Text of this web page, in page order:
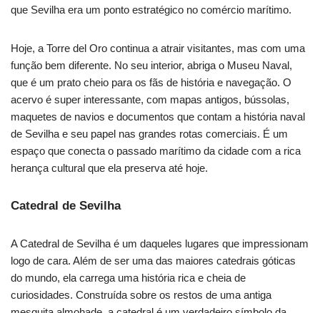
que Sevilha era um ponto estratégico no comércio marítimo.
Hoje, a Torre del Oro continua a atrair visitantes, mas com uma
função bem diferente. No seu interior, abriga o Museu Naval,
que é um prato cheio para os fãs de história e navegação. O
acervo é super interessante, com mapas antigos, bússolas,
maquetes de navios e documentos que contam a história naval
de Sevilha e seu papel nas grandes rotas comerciais. É um
espaço que conecta o passado marítimo da cidade com a rica
herança cultural que ela preserva até hoje.
Catedral de Sevilha
A Catedral de Sevilha é um daqueles lugares que impressionam
logo de cara. Além de ser uma das maiores catedrais góticas
do mundo, ela carrega uma história rica e cheia de
curiosidades. Construída sobre os restos de uma antiga